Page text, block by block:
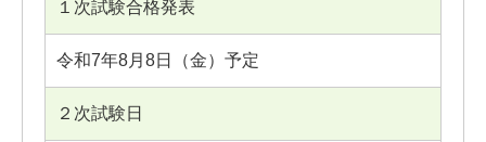
１次試験合格発表
令和7年8月8日（金）予定
２次試験日